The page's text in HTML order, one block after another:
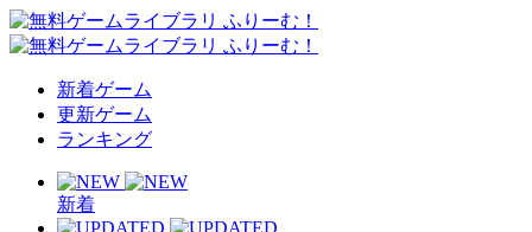
新着ゲーム
更新ゲーム
ランキング
新着